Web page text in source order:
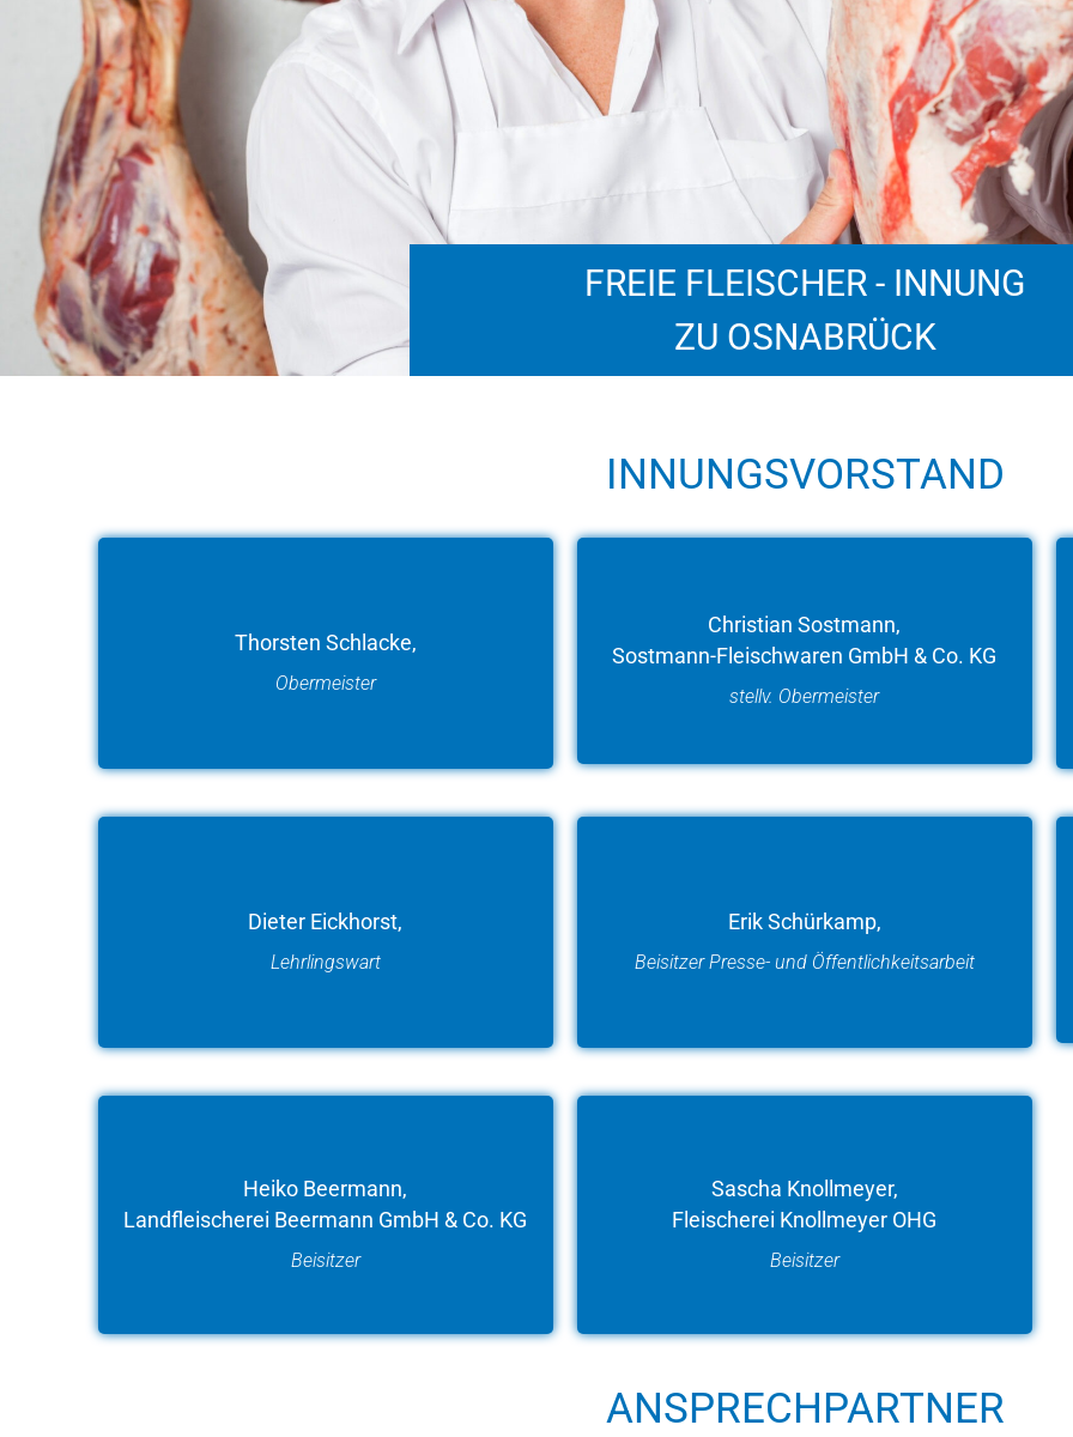
FREIE FLEISCHER - INNUNG
ZU OSNABRÜCK
INNUNGSVORSTAND
Thorsten Schlacke,
Obermeister
Christian Sostmann,
Sostmann-Fleischwaren GmbH & Co. KG
stellv. Obermeister
Dieter Eickhorst,
Lehrlingswart
Erik Schürkamp,
Beisitzer Presse- und Öffentlichkeitsarbeit
Heiko Beermann,
Landfleischerei Beermann GmbH & Co. KG
Beisitzer
Sascha Knollmeyer,
Fleischerei Knollmeyer OHG
Beisitzer
ANSPRECHPARTNER